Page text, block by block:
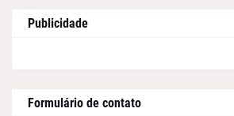
Publicidade
Formulário de contato